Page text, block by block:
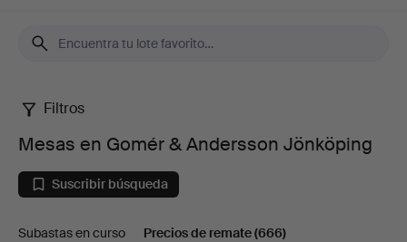
Mesas
en
Gomér
Filtros
Mesas en Gomér & Andersson Jönköping
Suscribir búsqueda
Subastas en curso Precios de remate(666)